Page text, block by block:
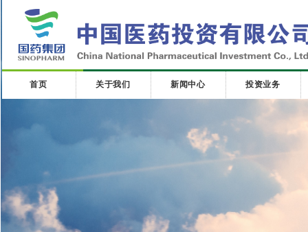
首页 关于我们 新闻中心 投资业务